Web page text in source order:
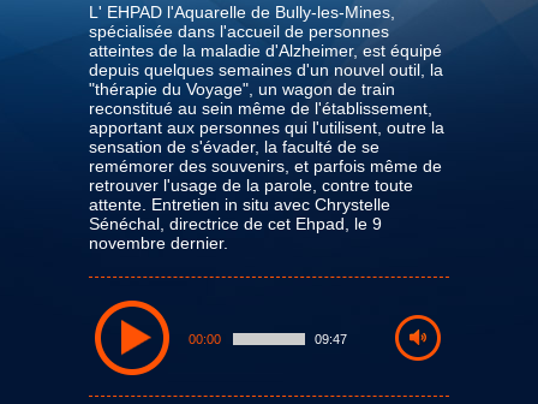
L' EHPAD l'Aquarelle de Bully-les-Mines,
spécialisée dans l'accueil de personnes
atteintes de la maladie d'Alzheimer, est équipé
depuis quelques semaines d'un nouvel outil, la
"thérapie du Voyage", un wagon de train
reconstitué au sein même de l'établissement,
apportant aux personnes qui l'utilisent, outre la
sensation de s'évader, la faculté de se
remémorer des souvenirs, et parfois même de
retrouver l'usage de la parole, contre toute
attente. Entretien in situ avec Chrystelle
Sénéchal, directrice de cet Ehpad, le 9
novembre dernier.
00:00 09:47